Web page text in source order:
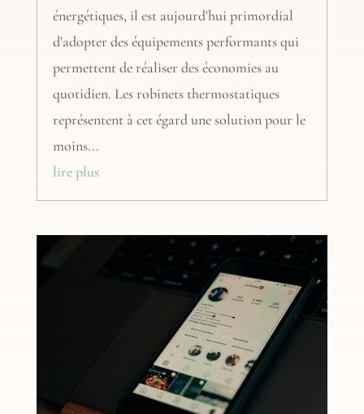
énergétiques, il est aujourd'hui primordial
d'adopter des équipements performants qui
permettent de réaliser des économies au
quotidien. Les robinets thermostatiques
représentent à cet égard une solution pour le
moins...
lire plus